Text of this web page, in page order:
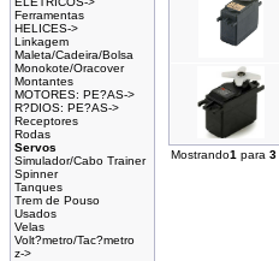
Ferramentas
HELICES->
Linkagem
Maleta/Cadeira/Bolsa
Monokote/Oracover
Montantes
MOTORES: PE?AS->
R?DIOS: PE?AS->
Receptores
Rodas
Servos
Simulador/Cabo Trainer
Spinner
Tanques
Trem de Pouso
Usados
Velas
Volt?metro/Tac?metro
z->
Mostrando1 para 3